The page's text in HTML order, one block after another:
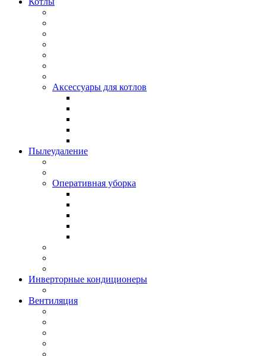
Аксессуары для котлов
Пылеудаление
Оперативная уборка
Инверторные кондиционеры
Вентиляция